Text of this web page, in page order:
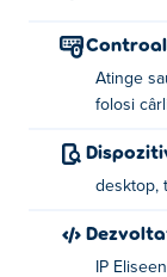
Atinge
folosi
desktop,
IP